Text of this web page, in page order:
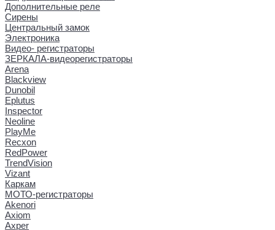
Дополнительные реле
Сирены
Центральный замок
Электроника
Видео- регистраторы
ЗЕРКАЛА-видеорегистраторы
Arena
Blackview
Dunobil
Eplutus
Inspector
Neoline
PlayMe
Recxon
RedPower
TrendVision
Vizant
Каркам
МОТО-регистраторы
Akenori
Axiom
Axper